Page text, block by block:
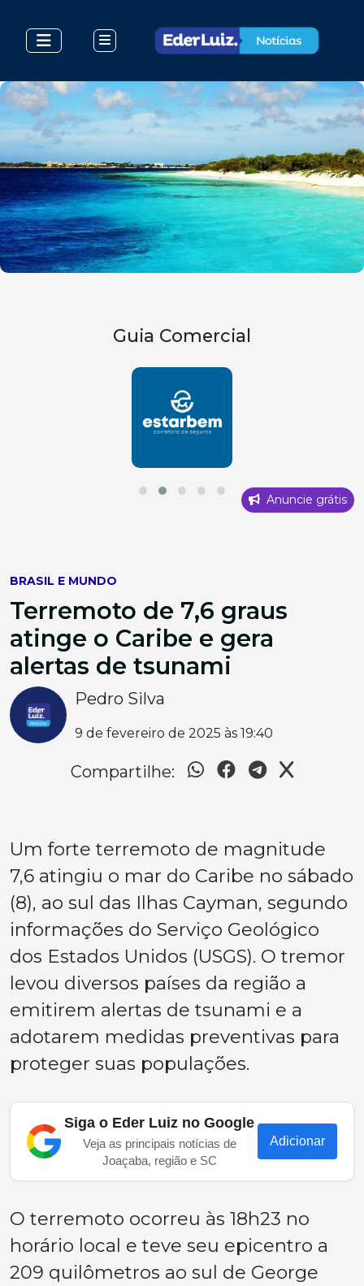
Guia Comercial
Anuncie grátis
BRASIL E MUNDO
Terremoto de 7,6 graus
atinge o Caribe e gera
alertas de tsunami
Pedro Silva
9 de fevereiro de 2025 às 19:40
Compartilhe:
Um forte terremoto de magnitude
7,6 atingiu o mar do Caribe no sábado
(8), ao sul das Ilhas Cayman, segundo
informações do Serviço Geológico
dos Estados Unidos (USGS). O tremor
levou diversos países da região a
emitirem alertas de tsunami e a
adotarem medidas preventivas para
proteger suas populações.
Siga o Eder Luiz no Google
Veja as principais notícias de
Joaçaba, região e SC
Adicionar
O terremoto ocorreu às 18h23 no
horário local e teve seu epicentro a
209 quilômetros ao sul de George